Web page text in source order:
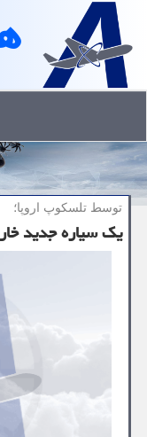
توسط تلسكوپ اروپا؛
یك سیاره جدید